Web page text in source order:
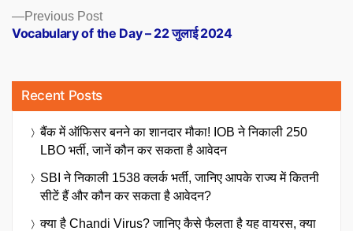
Previous PostPrevious
post:
Vocabulary of the Day – 22 जुलाई 2024
Recent Posts
बैंक में ऑफिसर बनने का शानदार मौका! IOB ने निकाली 250
LBO भर्ती, जानें कौन कर सकता है आवेदन
SBI ने निकाली 1538 क्लर्क भर्ती, जानिए आपके राज्य में कितनी
सीटें हैं और कौन कर सकता है आवेदन?
क्या है Chandi Virus? जानिए कैसे फैलता है यह वायरस, क्या